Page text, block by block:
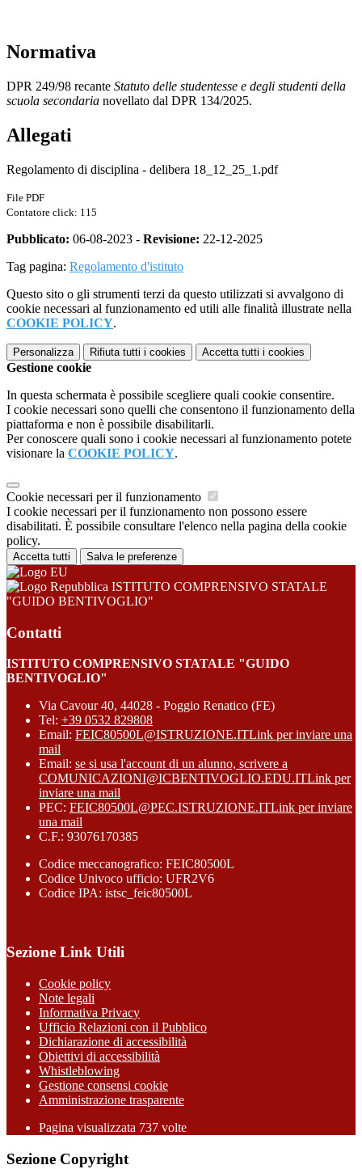
Normativa
DPR 249/98 recante Statuto delle studentesse e degli studenti della
scuola secondaria novellato dal DPR 134/2025.
Allegati
Regolamento di disciplina - delibera 18_12_25_1.pdf
File PDF
Contatore click: 115
Pubblicato: 06-08-2023 - Revisione: 22-12-2025
Tag pagina: Regolamento d'istituto
Questo sito o gli strumenti terzi da questo utilizzati si avvalgono di
cookie necessari al funzionamento ed utili alle finalità illustrate nella
COOKIE POLICY.
Personalizza Rifiuta tutti i cookies Accetta tutti i cookies
Gestione cookie
In questa schermata è possibile scegliere quali cookie consentire.
I cookie necessari sono quelli che consentono il funzionamento della
piattaforma e non è possibile disabilitarli.
Per conoscere quali sono i cookie necessari al funzionamento potete
visionare la COOKIE POLICY.
Cookie necessari per il funzionamento
I cookie necessari per il funzionamento non possono essere
disabilitati. È possibile consultare l'elenco nella pagina della cookie
policy.
Accetta tutti Salva le preferenze
ISTITUTO COMPRENSIVO STATALE
"GUIDO BENTIVOGLIO"
Contatti
ISTITUTO COMPRENSIVO STATALE "GUIDO
BENTIVOGLIO"
Via Cavour 40, 44028 - Poggio Renatico (FE)
Tel: +39 0532 829808
Email: FEIC80500L@ISTRUZIONE.ITLink per inviare una
mail
Email: se si usa l'account di un alunno, scrivere a
COMUNICAZIONI@ICBENTIVOGLIO.EDU.ITLink per
inviare una mail
PEC: FEIC80500L@PEC.ISTRUZIONE.ITLink per inviare
una mail
C.F.: 93076170385
Codice meccanografico: FEIC80500L
Codice Univoco ufficio: UFR2V6
Codice IPA: istsc_feic80500L
Sezione Link Utili
Cookie policy
Note legali
Informativa Privacy
Ufficio Relazioni con il Pubblico
Dichiarazione di accessibilità
Obiettivi di accessibilità
Whistleblowing
Gestione consensi cookie
Amministrazione trasparente
Pagina visualizzata 737 volte
Sezione Copyright